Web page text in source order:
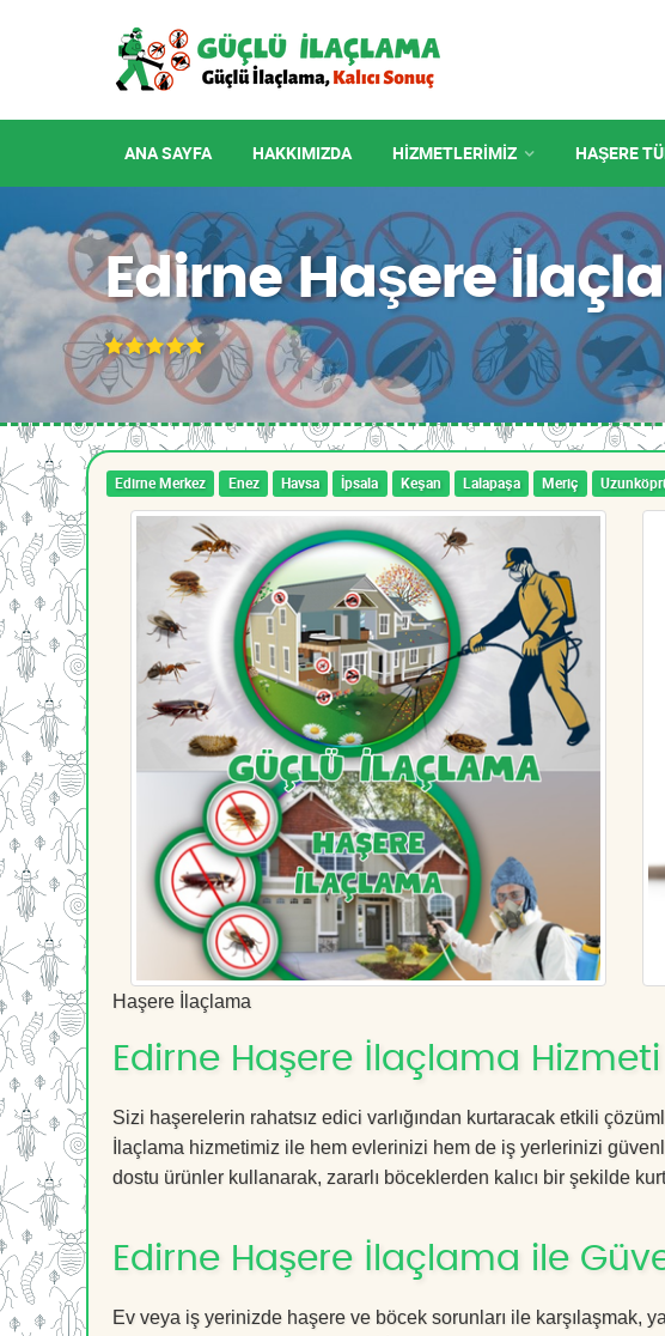
ANA SAYFA HAKKIMIZDA HIZMETLERIMIZ HAŞERE
Edirne Haşere
Edirne Merkez Enez Havsa İpsala Keşan Lalapaşa Meriç
Haşere İlaçlama
Edirne Haşere İlaçlama Hizmeti
Sizi haşerelerin rahatsız edici varlığından kurtaracak etkili
İlaçlama hizmetimiz ile hem evlerinizi hem de iş yerlerinizi
dostu ürünler kullanarak, zararlı böceklerden kalıcı bir şekilde
Edirne Haşere İlaçlama ile
Ev veya iş yerinizde haşere ve böcek sorunları ile karşılaşmak,